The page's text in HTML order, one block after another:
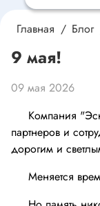
Каталог
Светотехника и
Автомобильная
Электроника
Главная Блог
9 мая!
09 мая 2026
Компания
партнеров и
дорогим и
Меняется